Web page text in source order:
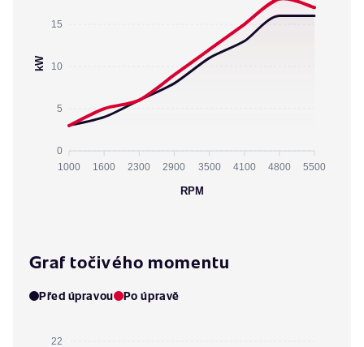
15
10
5
0
kW
1000 1600 2300 2900 3500 4100 4800 5500
RPM
Graf točivého momentu
Před úpravou Po úpravě
22